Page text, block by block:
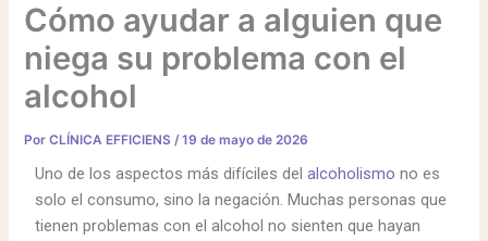
Cómo ayudar a alguien que
niega su problema con el
alcohol
PorCLÍNICA EFFICIENS/19 de mayo de 2026
Uno de los aspectos más difíciles delalcoholismo no es
solo el consumo, sino la negación. Muchas personas que
tienen problemas con el alcohol no sienten que hayan